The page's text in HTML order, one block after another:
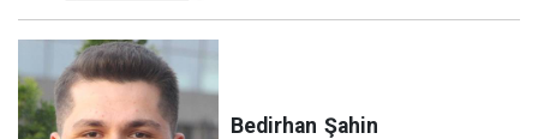
Bedirhan Şahin